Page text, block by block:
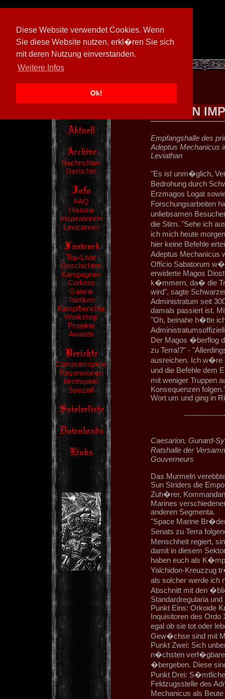
Diese Website verwendet Cookies. Wenn
Sie diese Website nutzen, erkl�ren Sie sich
mit deren Nutzung einverstanden.
Weitere Infos
Ok!
[ 600026/M3]
Nachrichten
Gerüchte
FAQ
Historie
Inspirationen
Lexicanum
Top-Liste
Geschichten
Kampagnen
Codizes
Galerie
Taktiken
Kampfberichte
Workshop
Projekte
Awards
Computerspiele
Rezensionen
Brettspiele
Spezial!
EIN
Empfangshalle des
Adeptus Mechanicus
Leviathan
"Es ist unm�glich,
Bedrohung durch
Erzmagos Logat
Forschungsarbeiten
unliebsamen
die Stirn. "Sehe ich
ich mich heute
hier keine Befehle
Adeptus Mechanicus
Officio Sabatorum
erwiderte Magos
k�mmern, da� die
wird", sagte
Administratum seit
damals passiert ist.
"Oh, beinahe h�tte
Der Magos �berflog
zu Terra!?" -
ausreichen. Ich w�re
und die Befehle dem
mit weniger Truppen
Konsequenzen
Wort um und ging in
Caesarion, Gunard-
Ratshalle der
Gouverneurs
Das Murmeln
Sun Striders die
Zuh�rer,
Marines
anderen Segmenta.
"Space Marine
Senats zu Terra
Menschheit regiert,
damit in diesem
haben euch als
Yalchidon-Kreuzzug
als solcher werde ich
Abschnitt mit den
Standardregularia
Punkt Eins: Orkoide
Inquisitoren des Ordo
egal ob sie tot oder
Gew�chse sind mit
Punkt Zwei: Sich
n�chsten
�bergeben. Diese
Punkt Drei:
Feldzugsstelle des
Mechanicus als